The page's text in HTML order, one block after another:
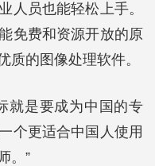
人员也能轻松上手。
免费和资源开放的原
质的图像处理软件。
就是要成为中国的专
个更适合中国人使用
。”